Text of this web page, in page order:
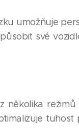
umožňuje
své